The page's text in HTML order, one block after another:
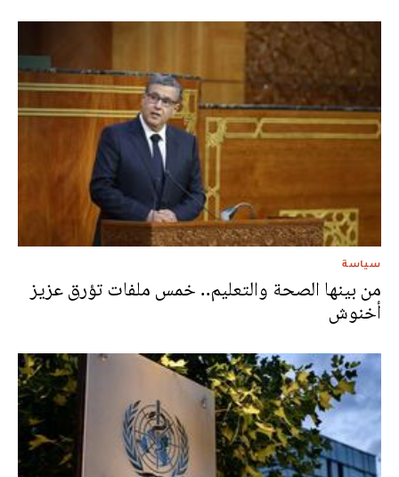
سياسة
من بينها الصحة والتعليم.. خمس ملفات تؤرق عزيز
أخنوش